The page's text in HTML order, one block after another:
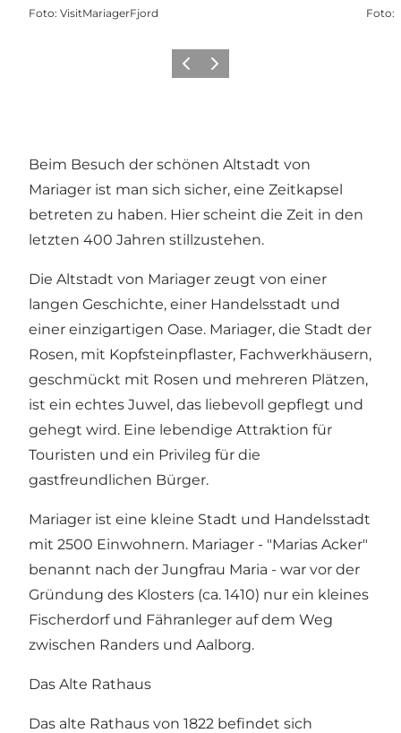
Foto: VisitMariagerFjord Foto:
Vorherige Folie
Nächste Folie
Beim Besuch der schönen Altstadt von
Mariager ist man sich sicher, eine Zeitkapsel
betreten zu haben. Hier scheint die Zeit in den
letzten 400 Jahren stillzustehen.
Die Altstadt von Mariager zeugt von einer
langen Geschichte, einer Handelsstadt und
einer einzigartigen Oase. Mariager, die Stadt der
Rosen, mit Kopfsteinpflaster, Fachwerkhäusern,
geschmückt mit Rosen und mehreren Plätzen,
ist ein echtes Juwel, das liebevoll gepflegt und
gehegt wird. Eine lebendige Attraktion für
Touristen und ein Privileg für die
gastfreundlichen Bürger.
Mariager ist eine kleine Stadt und Handelsstadt
mit 2500 Einwohnern. Mariager - "Marias Acker"
benannt nach der Jungfrau Maria - war vor der
Gründung des Klosters (ca. 1410) nur ein kleines
Fischerdorf und Fähranleger auf dem Weg
zwischen Randers und Aalborg.
Das Alte Rathaus
Das alte Rathaus von 1822 befindet sich